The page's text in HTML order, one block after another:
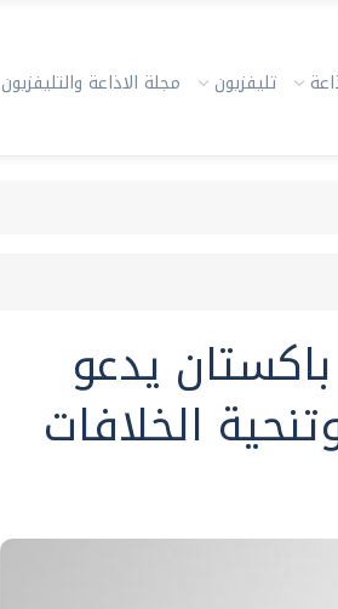
تليفزيون مجلة الاذاعة والتليفزيون
يدعو
الخلافات